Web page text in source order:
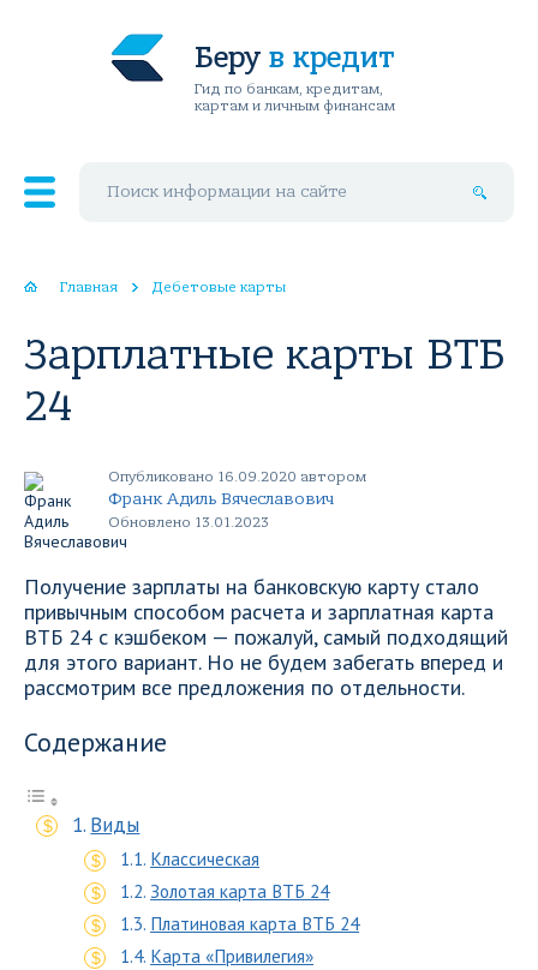
Беру в кредит
Гид по банкам, кредитам,
картам и личным финансам
Главная Дебетовые карты
Зарплатные карты ВТБ
24
Опубликовано 16.09.2020 автором
Франк Адиль Вячеславович
Обновлено 13.01.2023
Получение зарплаты на банковскую карту стало
привычным способом расчета и зарплатная карта
ВТБ 24 c кэшбеком — пожалуй, самый подходящий
для этого вариант. Но не будем забегать вперед и
рассмотрим все предложения по отдельности.
Содержание
Виды
Классическая
Золотая карта ВТБ 24
Платиновая карта ВТБ 24
Карта «Привилегия»